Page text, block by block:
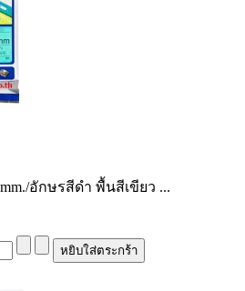
อักษรสีดำ พื้นสีเขียว ...